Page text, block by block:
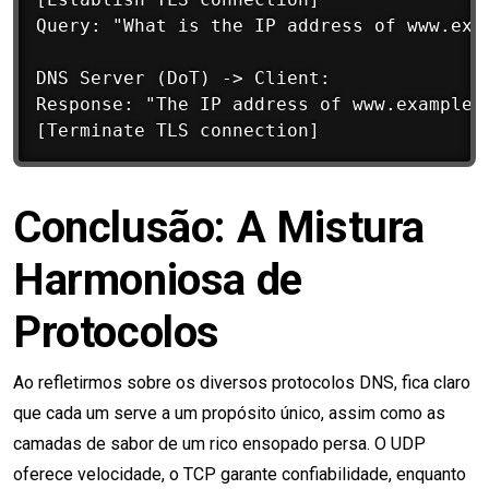
Query: "What is the IP address of
DNS Server (DoT) -> Client:
Response: "The IP address of
Conclusão: A Mistura
Harmoniosa de
Protocolos
Ao refletirmos sobre os diversos protocolos DNS, fica claro
que cada um serve a um propósito único, assim como as
camadas de sabor de um rico ensopado persa. O UDP
oferece velocidade, o TCP garante confiabilidade, enquanto